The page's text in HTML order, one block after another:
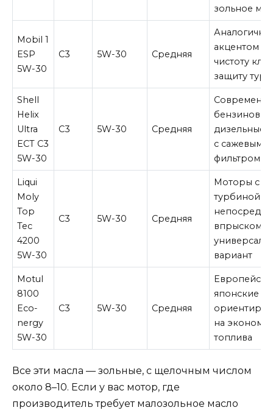
зольное
Mobil 1
ESP
5W-30
C3 5W-30 Средняя
акцентом на
чистоту
защиту
Shell
Helix
Ultra
ECT C3
5W-30
C3 5W-30 Средняя
дизельные
с сажевым
фильтром
Liqui
Moly
Top
Tec
4200
5W-30
C3 5W-30 Средняя
Моторы с
турбиной и
впрыском,
вариант
Motul
8100
Eco-
nergy
5W-30
C3 5W-30 Средняя
японские
на
топлива
Все эти масла — зольные, с щелочным числом
около 8–10. Если у вас мотор, где
производитель требует малозольное масло